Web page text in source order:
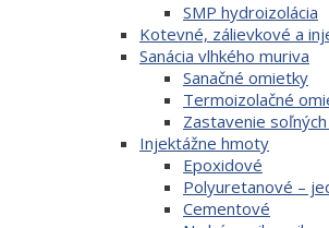
SMP hydroizolácia
Kotevné, zálievkové a
Sanácia vlhkého muriva
Sanačné omietky
Termoizolačné
Zastavenie
Injektážne hmoty
Epoxidové
Polyuretanové –
Cementové